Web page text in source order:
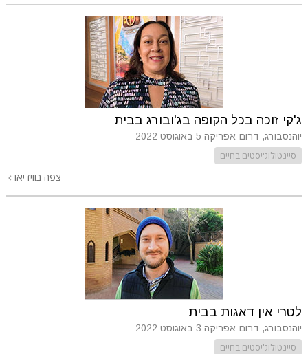
ג'קי זוכה בכל הקופה בג'ובורג בבית
יוהנסבורג, דרום-אפריקה 5 באוגוסט 2022
סיינטולוג'יסטים בחיים
צפה בווידיאו
לטרי אין דאגות בבית
יוהנסבורג, דרום-אפריקה 3 באוגוסט 2022
סיינטולוג'יסטים בחיים